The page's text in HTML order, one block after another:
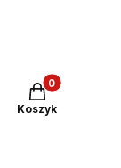
Produkty w
Koszyk